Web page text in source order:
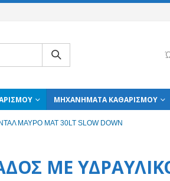
ΜΗΧΑΝΉΜΑΤΑ ΚΑΘΑΡΙΣΜΟΎ
ΜΑΥΡΟ ΜΑΤ 30LT SLOW DOWN
ΜΕ